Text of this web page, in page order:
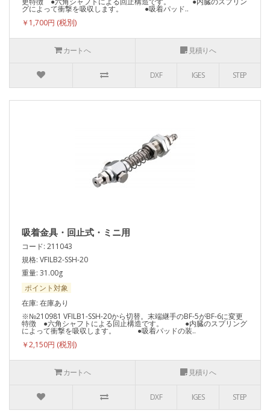
グによって衝撃を吸収します。 ●吸着パッド..
￥1,700円
カートへ 見積りへ
DXF IGES STEP
吸着金具・回止式・ミニ用
コード: 211043
規格: VFILB2-SSH-20
重量: 31.00g
ポイント対象
在庫: 在庫あり
※№210981 VFILB1-SSH-20から切替。末端継手のBF-5がBF-6に変更
特徴 ●六角シャフトによる回止構造です。 ●内臓のスプリング
によって衝撃を吸収します。 ●吸着パッドの装..
￥2,150円
カートへ 見積りへ
DXF IGES STEP